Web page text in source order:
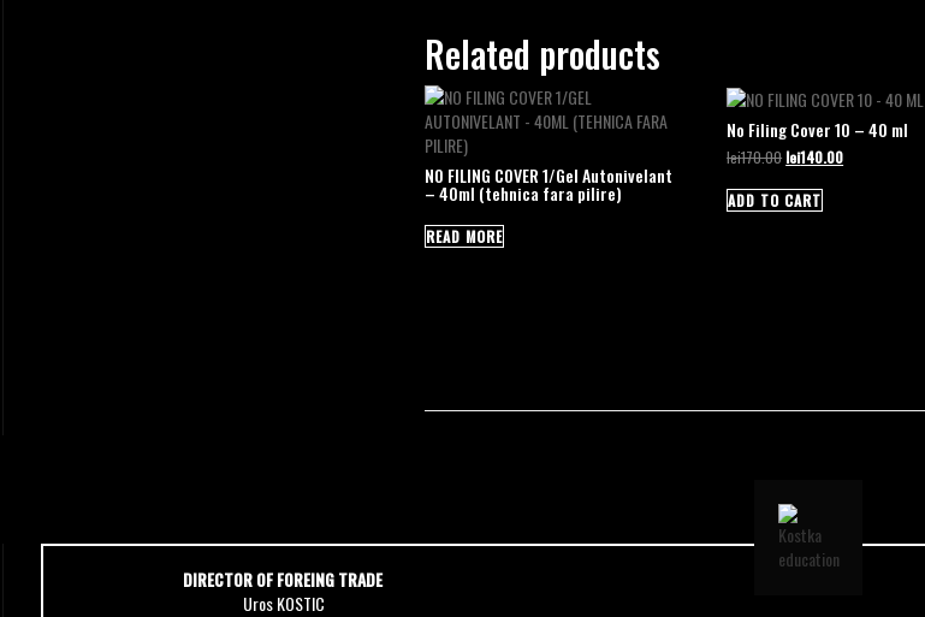
Related products
NO FILING COVER 1/Gel Autonivelant
– 40ml (tehnica fara pilire)
READ MORE
No Filing Cover 10 – 40 ml
lei170.00 Original
was:
lei170.00.
lei140.00Current
ADD TO CART
DIRECTOR OF FOREING TRADE
Uros KOSTIC